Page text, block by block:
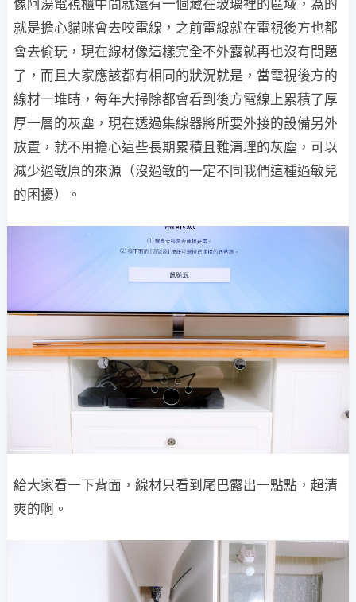
像阿湯電視櫃中間就還有一個藏在玻璃裡的區域，為的
就是擔心貓咪會去咬電線，之前電線就在電視後方也都
會去偷玩，現在線材像這樣完全不外露就再也沒有問題
了，而且大家應該都有相同的狀況就是，當電視後方的
線材一堆時，每年大掃除都會看到後方電線上累積了厚
厚一層的灰塵，現在透過集線器將所要外接的設備另外
放置，就不用擔心這些長期累積且難清理的灰塵，可以
減少過敏原的來源（沒過敏的一定不同我們這種過敏兒
的困擾）。
給大家看一下背面，線材只看到尾巴露出一點點，超清
爽的啊。